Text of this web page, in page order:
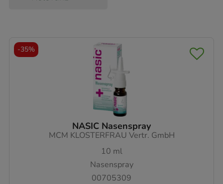
NASIC Nasenspray
MCM KLOSTERFRAU Vertr. GmbH
10 ml
Nasenspray
00705309
-35%